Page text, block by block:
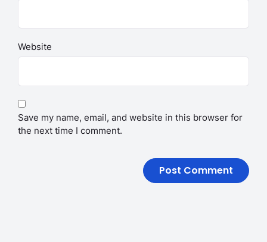
Website
Save my name, email, and website in this browser for
the next time I comment.